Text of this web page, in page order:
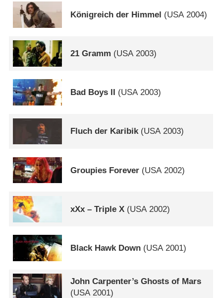
Königreich der Himmel (USA 2004)
21 Gramm (USA2003)
Bad Boys II (USA2003)
Fluch der Karibik(USA2003)
Groupies Forever (USA 2002)
xXx – Triple X (USA 2002)
Black Hawk Down (USA2001)
John Carpenter’s Ghosts of Mars
(USA 2001)